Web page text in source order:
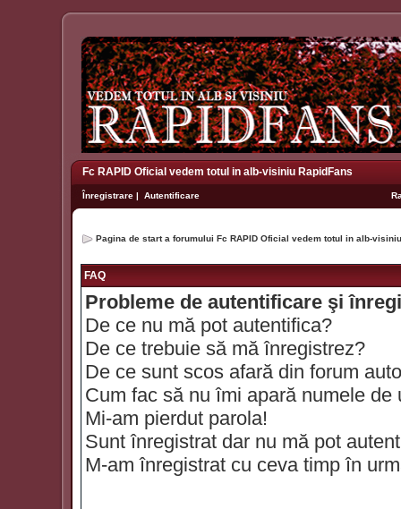
Fc RAPID Oficial vedem totul in alb-visiniu RapidFans
Înregistrare | Autentificare
Pagina de start a forumului Fc RAPID Oficial vedem totul in alb-
FAQ
Probleme de autentificare şi
De ce nu mă pot autentifica?
De ce trebuie să mă înregistrez?
De ce sunt scos afară din forum
Cum fac să nu îmi apară numele
Mi-am pierdut parola!
Sunt înregistrat dar nu mă pot
M-am înregistrat cu ceva timp în